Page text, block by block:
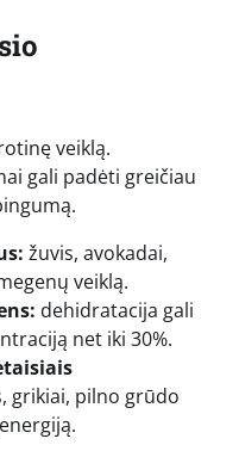
veiklą.
gali padėti greičiau
žuvis, avokadai,
veiklą.
dehidratacija gali
net iki 30%.
grikiai, pilno grūdo